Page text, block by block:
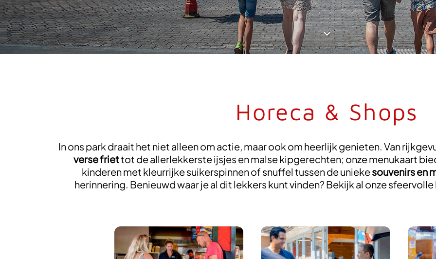
Horeca & Shops
In ons park draait het niet alleen om actie, maar ook om heerlijk genieten. Van
verse friettot de allerlekkerste ijsjes en malse kipgerechten; onze menukaart
kinderen met kleurrijke suikerspinnen of snuffel tussen de uniekesouvenirs en
herinnering. Benieuwd waar je al dit lekkers kunt vinden? Bekijk al onze